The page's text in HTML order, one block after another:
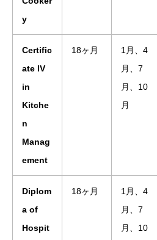
y
Certific
ate IV
in
Kitche
n
Manag
ement
18ヶ月
1月、4
月、7
月、10
月
Diplom
a of
Hospit
18ヶ月
1月、4
月、7
月、10